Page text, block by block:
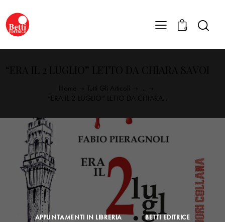
0
APPUNTAMENTI IN LIBRERIA BETTI EDITRICE